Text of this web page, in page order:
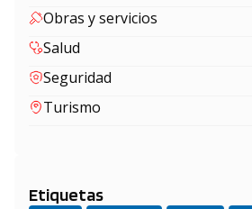
Obras y servicios
Salud
Seguridad
Turismo
Etiquetas